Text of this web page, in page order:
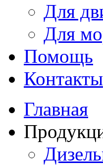
Для
Для
Помощь
Контакты
Главная